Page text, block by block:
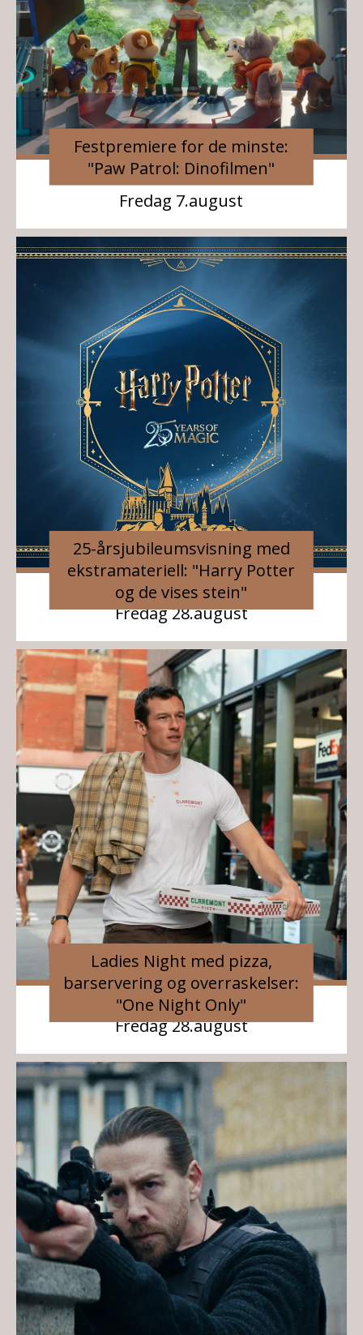
Festpremiere for de minste:
"Paw Patrol: Dinofilmen"
Fredag 7.august
25-årsjubileumsvisning med
ekstramateriell: "Harry Potter
og de vises stein"
Fredag 28.august
Ladies Night med pizza,
barservering og overraskelser:
"One Night Only"
Fredag 28.august